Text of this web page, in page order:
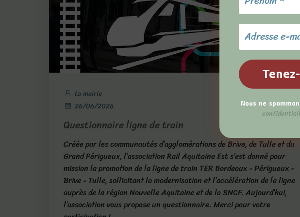
La mairie
26/06/2026
Questionnaire ligne de train
Créée par les communautés d’agglomérations de Brive, de Tulle et du
Grand Périgueux, l’association Rail Aquitaine Est s’est donné pour
mission la promotion de la ligne de train TER Bordeaux - Périgueux -
Brive - Tulle, sollicitant la modernisation et l’accélération de la ligne
auprès de la région Nouvelle Aquitaine et de la SNCF. Aujourd’hui,
l’association vous propose un questionnaire. Merci pour votre
Nous ne